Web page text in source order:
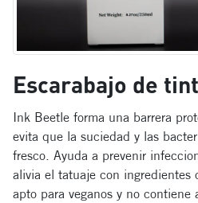
Escarabajo de
Ink Beetle forma una barrera
evita que la suciedad y las
fresco. Ayuda a prevenir
alivia el tatuaje con ingredientes
apto para veganos y no contiene